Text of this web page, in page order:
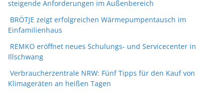
steigende Anforderungen im Außenbereich
BRÖTJE zeigt erfolgreichen Wärmepumpentausch im
Einfamilienhaus
REMKO eröffnet neues Schulungs- und Servicecenter in
Illschwang
Verbraucherzentrale NRW: Fünf Tipps für den Kauf von
Klimageräten an heißen Tagen